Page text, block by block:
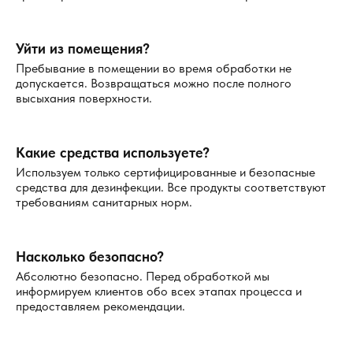
Если вы хотите избавиться от комаров на территории
участка и получить гарантированный результат —
оформите заявку на сайте. Наша профессиональная
служба в Коломне выполнит работы в кратчайшие сроки
Уйти из помещения?
Пребывание в помещении во время обработки не
допускается. Возвращаться можно после полного
высыхания поверхности.
Какие средства используете?
Используем только сертифицированные и безопасные
средства для дезинфекции. Все продукты соответствуют
требованиям санитарных норм.
Насколько безопасно?
Абсолютно безопасно. Перед обработкой мы
информируем клиентов обо всех этапах процесса и
предоставляем рекомендации.